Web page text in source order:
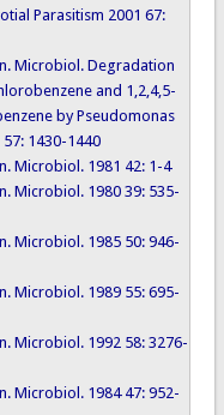
Parasitism 2001 67:
Microbiol. Degradation
and 1,2,4,5-
by Pseudomonas
1430-1440
Microbiol. 1981 42: 1-4
Microbiol. 1980 39: 535-
Microbiol. 1985 50: 946-
Microbiol. 1989 55: 695-
Microbiol. 1992 58: 3276-
Microbiol. 1984 47: 952-